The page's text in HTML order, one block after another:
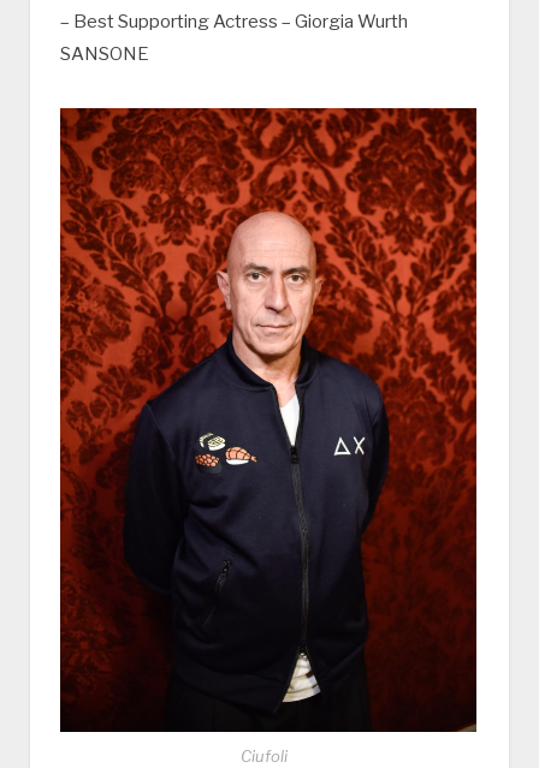
– Best Supporting Actress – Giorgia Wurth
SANSONE
Ciufoli